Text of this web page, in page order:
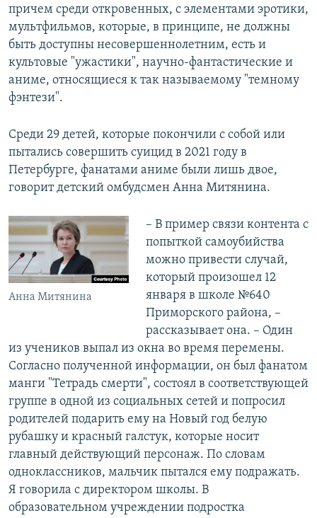
причем среди откровенных, с элементами эротики,
мультфильмов, которые, в принципе, не должны
быть доступны несовершеннолетним, есть и
культовые "ужастики", научно-фантастические и
аниме, относящиеся к так называемому "темному
фэнтези".
Среди 29 детей, которые покончили с собой или
пытались совершить суицид в 2021 году в
Петербурге, фанатами аниме были лишь двое,
говорит детский омбудсмен Анна Митянина.
Анна Митянина
– В пример связи контента с
попыткой самоубийства
можно привести случай,
который произошел 12
января в школе №640
Приморского района, –
рассказывает она. – Один
из учеников выпал из окна во время перемены.
Согласно полученной информации, он был фанатом
манги "Тетрадь смерти", состоял в соответствующей
группе в одной из социальных сетей и попросил
родителей подарить ему на Новый год белую
рубашку и красный галстук, которые носит
главный действующий персонаж. По словам
одноклассников, мальчик пытался ему подражать.
Я говорила с директором школы. В
образовательном учреждении подростка